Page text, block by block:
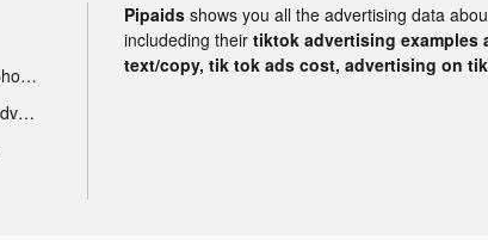
Tik Tok portable microphone advertising
Tik Tok sleep monitor advertising
Pipaids shows you all the advertising data
includeding their tiktok advertising
text/copy, tik tok ads cost, advertising on